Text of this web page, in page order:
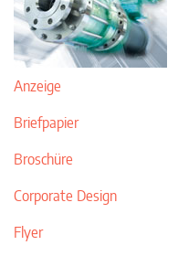
Anzeige
Briefpapier
Broschüre
Corporate Design
Flyer